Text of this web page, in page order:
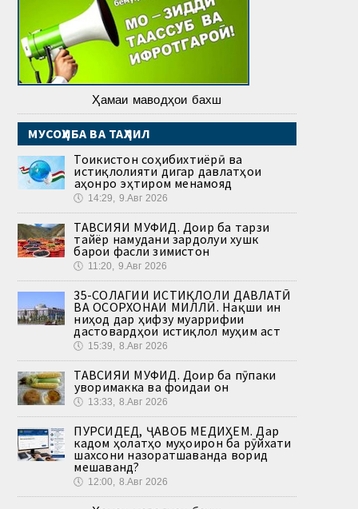
Ҳамаи маводҳои бахш
МУСОҲИБА ВА ТАҲЛИЛ
Тоҷикистон соҳибихтиёрӣ ва
истиқлолияти дигар давлатҳои
ҷаҳонро эҳтиром менамояд
🕔 14:29, 9.Авг 2026
ТАВСИЯИ МУФИД. Доир ба тарзи
тайёр намудани зардолуи хушк
барои фасли зимистон
🕔 11:20, 9.Авг 2026
35-СОЛАГИИ ИСТИҚЛОЛИ ДАВЛАТӢ
ВА ОСОРХОНАИ МИЛЛӢ. Нақши ин
ниҳод дар ҳифзу муаррифии
дастовардҳои истиқлол муҳим аст
🕔 15:39, 8.Авг 2026
ТАВСИЯИ МУФИД. Доир ба пӯпаки
ҷуворимакка ва фоидаи он
🕔 13:33, 8.Авг 2026
ПУРСИДЕД, ҶАВОБ МЕДИҲЕМ. Дар
кадом ҳолатҳо муҳоҷирон ба рӯйхати
шахсони назоратшаванда ворид
мешаванд?
🕔 12:00, 8.Авг 2026